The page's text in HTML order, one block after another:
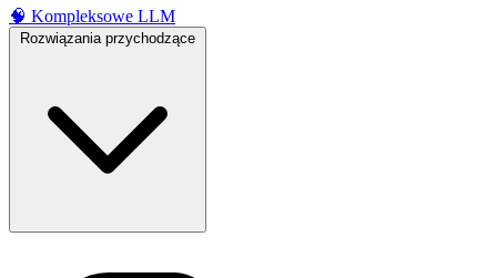
🧠 Kompleksowe LLM